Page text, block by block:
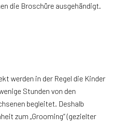
die Broschüre ausgehändigt.
werden in der Regel die Kinder
Stunden von den
begleitet. Deshalb
zum „Grooming“ (gezielter